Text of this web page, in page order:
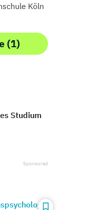
Köln
(1)
Studium